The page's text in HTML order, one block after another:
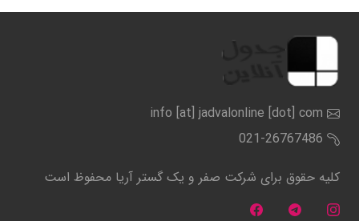
info [at] jadvalonline [dot] com
021-26767486
کلیه حقوق برای شرکت صفر و یک گستر آریا محفوظ است